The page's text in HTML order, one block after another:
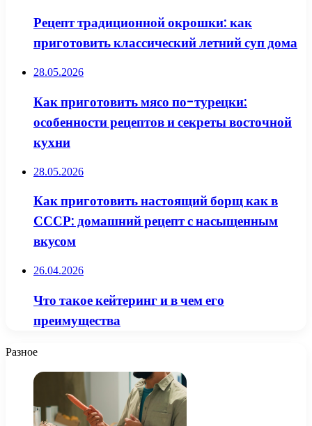
Рецепт традиционной окрошки: как
приготовить классический летний суп дома
28.05.2026
Как приготовить мясо по-турецки:
особенности рецептов и секреты восточной
кухни
28.05.2026
Как приготовить настоящий борщ как в
СССР: домашний рецепт с насыщенным
вкусом
26.04.2026
Что такое кейтеринг и в чем его
преимущества
Разное